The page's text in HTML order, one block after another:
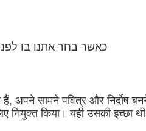
כאשר בחר אתנו בו
अपने सामने पवित्र और निर्दोष
नियुक्त किया। यही उसकी इच्छा